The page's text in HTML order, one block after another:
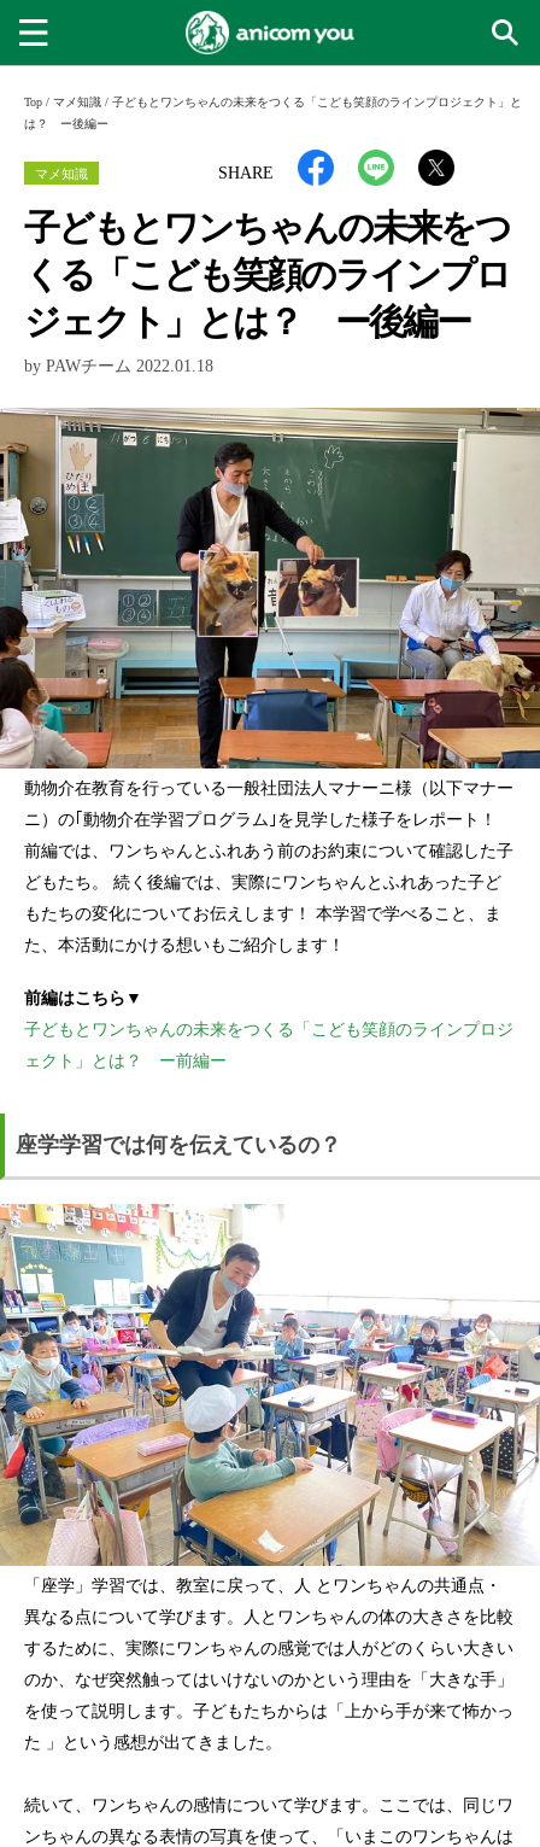
Top / マメ知識 / 子どもとワンちゃんの未来をつくる「こども笑顔のラインプロジェクト」と
は？ ー後編ー
SHARE
マメ知識
子どもとワンちゃんの未来をつ
くる「こども笑顔のラインプロ
ジェクト」とは？ ー後編ー
by PAWチーム 2022.01.18
動物介在教育を行っている一般社団法人マナーニ様（以下マナー
ニ）の｢動物介在学習プログラム｣を見学した様子をレポート！
前編では、ワンちゃんとふれあう前のお約束について確認した子
どもたち。 続く後編では、実際にワンちゃんとふれあった子ど
もたちの変化についてお伝えします！ 本学習で学べること、ま
た、本活動にかける想いもご紹介します！
前編はこちら▼
子どもとワンちゃんの未来をつくる「こども笑顔のラインプロジ
ェクト」とは？ ー前編ー
座学学習では何を伝えているの？
「座学」学習では、教室に戻って、人 とワンちゃんの共通点・
異なる点について学びます。人とワンちゃんの体の大きさを比較
するために、実際にワンちゃんの感覚では人がどのくらい大きい
のか、なぜ突然触ってはいけないのかという理由を「大きな手」
を使って説明します。子どもたちからは「上から手が来て怖かっ
た 」という感想が出てきました。
続いて、ワンちゃんの感情について学びます。ここでは、同じワ
ンちゃんの異なる表情の写真を使って、「いまこのワンちゃんは